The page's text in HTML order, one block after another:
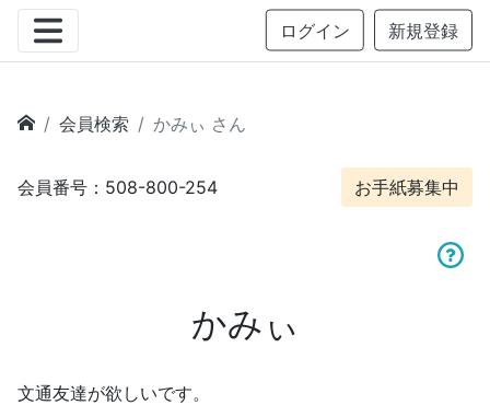
ログイン 新規登録
会員検索 かみぃ さん
会員番号：508-800-254 お手紙募集中
かみぃ
文通友達が欲しいです。